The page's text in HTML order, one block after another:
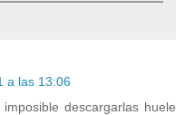
a las 13:06
descargarlas huele